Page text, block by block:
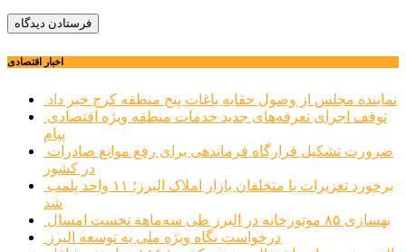
اخبار اقتصادی
نماینده مجلس از وصول حقابه باغات پنج منطقه کرج خبر داد
پیام
در کشور
شد
بهسازی ۸۵ موتورخانه در البرز طی سه‌ماهه نخست امسال
درخواست نگاه ویژه ملی به توسعه البرز